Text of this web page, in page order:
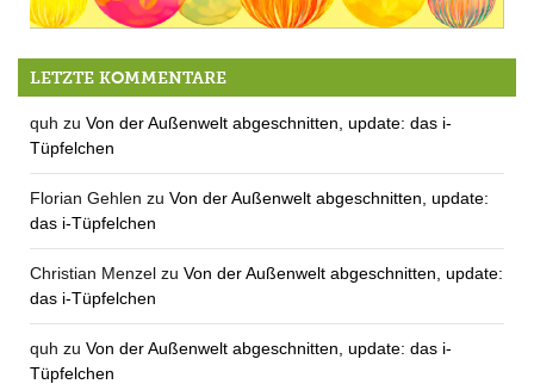
5.4.: Oster-Erlebniswerkstatt
LETZTE KOMMENTARE
quh zu Von der Außenwelt abgeschnitten, update: das i-
Tüpfelchen
Florian Gehlen zu Von der Außenwelt abgeschnitten, update:
das i-Tüpfelchen
Christian Menzel zu Von der Außenwelt abgeschnitten, update:
das i-Tüpfelchen
quh zu Von der Außenwelt abgeschnitten, update: das i-
Tüpfelchen